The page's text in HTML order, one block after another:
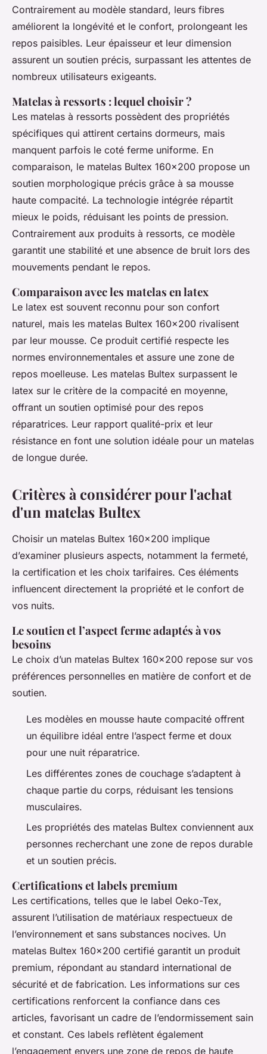
Contrairement au modèle standard, leurs fibres
améliorent la longévité et le confort, prolongeant les
repos paisibles. Leur épaisseur et leur dimension
assurent un soutien précis, surpassant les attentes de
nombreux utilisateurs exigeants.
Matelas à ressorts : lequel choisir ?
Les matelas à ressorts possèdent des propriétés
spécifiques qui attirent certains dormeurs, mais
manquent parfois le coté ferme uniforme. En
comparaison, le matelas Bultex 160x200 propose un
soutien morphologique précis grâce à sa mousse
haute compacité. La technologie intégrée répartit
mieux le poids, réduisant les points de pression.
Contrairement aux produits à ressorts, ce modèle
garantit une stabilité et une absence de bruit lors des
mouvements pendant le repos.
Comparaison avec les matelas en latex
Le latex est souvent reconnu pour son confort
naturel, mais les matelas Bultex 160x200 rivalisent
par leur mousse. Ce produit certifié respecte les
normes environnementales et assure une zone de
repos moelleuse. Les matelas Bultex surpassent le
latex sur le critère de la compacité en moyenne,
offrant un soutien optimisé pour des repos
réparatrices. Leur rapport qualité-prix et leur
résistance en font une solution idéale pour un matelas
de longue durée.
Critères à considérer pour l'achat
d'un matelas Bultex
Choisir un matelas Bultex 160x200 implique
d’examiner plusieurs aspects, notamment la fermeté,
la certification et les choix tarifaires. Ces éléments
influencent directement la propriété et le confort de
vos nuits.
Le soutien et l’aspect ferme adaptés à vos
besoins
Le choix d’un matelas Bultex 160x200 repose sur vos
préférences personnelles en matière de confort et de
soutien.
Les modèles en mousse haute compacité offrent
un équilibre idéal entre l’aspect ferme et doux
pour une nuit réparatrice.
Les différentes zones de couchage s’adaptent à
chaque partie du corps, réduisant les tensions
musculaires.
Les propriétés des matelas Bultex conviennent aux
personnes recherchant une zone de repos durable
et un soutien précis.
Certifications et labels premium
Les certifications, telles que le label Oeko-Tex,
assurent l’utilisation de matériaux respectueux de
l’environnement et sans substances nocives. Un
matelas Bultex 160x200 certifié garantit un produit
premium, répondant au standard international de
sécurité et de fabrication. Les informations sur ces
certifications renforcent la confiance dans ces
articles, favorisant un cadre de l’endormissement sain
et constant. Ces labels reflètent également
l’engagement envers une zone de repos de haute